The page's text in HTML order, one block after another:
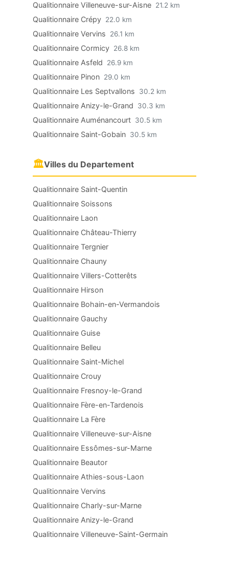
Qualitionnaire Villeneuve-sur-Aisne 21.2 km
Qualitionnaire Crépy 22.0 km
Qualitionnaire Vervins 26.1 km
Qualitionnaire Cormicy 26.8 km
Qualitionnaire Asfeld 26.9 km
Qualitionnaire Pinon 29.0 km
Qualitionnaire Les Septvallons 30.2 km
Qualitionnaire Anizy-le-Grand 30.3 km
Qualitionnaire Auménancourt 30.5 km
Qualitionnaire Saint-Gobain 30.5 km
🏛Villes du Departement
Qualitionnaire Saint-Quentin
Qualitionnaire Soissons
Qualitionnaire Laon
Qualitionnaire Château-Thierry
Qualitionnaire Tergnier
Qualitionnaire Chauny
Qualitionnaire Villers-Cotterêts
Qualitionnaire Hirson
Qualitionnaire Bohain-en-Vermandois
Qualitionnaire Gauchy
Qualitionnaire Guise
Qualitionnaire Belleu
Qualitionnaire Saint-Michel
Qualitionnaire Crouy
Qualitionnaire Fresnoy-le-Grand
Qualitionnaire Fère-en-Tardenois
Qualitionnaire La Fère
Qualitionnaire Villeneuve-sur-Aisne
Qualitionnaire Essômes-sur-Marne
Qualitionnaire Beautor
Qualitionnaire Athies-sous-Laon
Qualitionnaire Vervins
Qualitionnaire Charly-sur-Marne
Qualitionnaire Anizy-le-Grand
Qualitionnaire Villeneuve-Saint-Germain